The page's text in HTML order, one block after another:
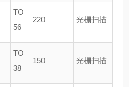
TO
56
220 光栅扫描
TO
38
150 光栅扫描